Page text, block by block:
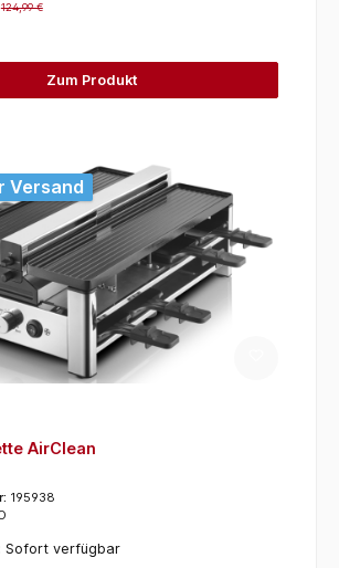
124,99 €
Zum Produkt
Versand
AirClean
195938
Sofort verfügbar